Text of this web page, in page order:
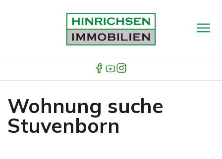
Wohnung suche
Stuvenborn